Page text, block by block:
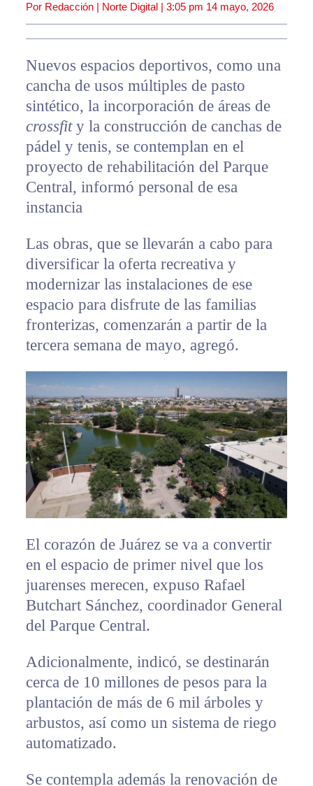
Por Redacción | Norte Digital | 3:05 pm 14 mayo, 2026
Nuevos espacios deportivos, como una
cancha de usos múltiples de pasto
sintético, la incorporación de áreas de
crossfity la construcción de canchas de
pádel y tenis, se contemplan en el
proyecto de rehabilitación del Parque
Central, informó personal de esa
instancia
Las obras, que se llevarán a cabo para
diversificar la oferta recreativa y
modernizar las instalaciones de ese
espacio para disfrute de las familias
fronterizas, comenzarán a partir de la
tercera semana de mayo, agregó.
El corazón de Juárez se va a convertir
en el espacio de primer nivel que los
juarenses merecen, expuso Rafael
Butchart Sánchez, coordinador General
del Parque Central.
Adicionalmente, indicó, se destinarán
cerca de 10 millones de pesos para la
plantación de más de 6 mil árboles y
arbustos, así como un sistema de riego
automatizado.
Se contempla además la renovación de